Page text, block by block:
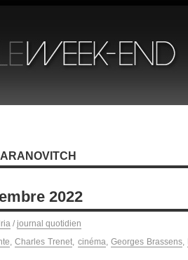
2022
/ journal quotidien
,Charles Trenet, cinéma, Georges Brassens,